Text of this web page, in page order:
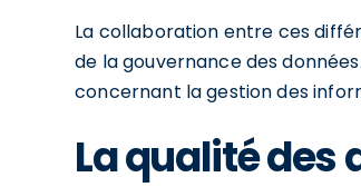
La collaboration entre ces
de la gouvernance des
concernant la gestion des
La qualité des